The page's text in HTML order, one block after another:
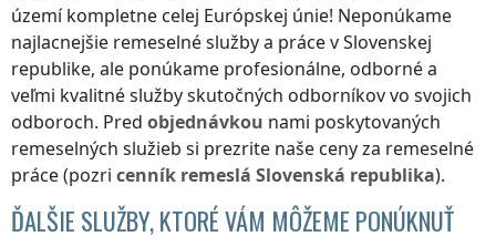
území kompletne celej Európskej únie! Neponúkame
najlacnejšie remeselné služby a prácev Slovenskej
republike, ale ponúkame profesionálne, odborné a
veľmi kvalitné služby skutočných odborníkov vo svojich
odboroch. Pred objednávkou nami poskytovaných
remeselných služieb si prezrite naše ceny za remeselné
práce (pozri cenník remeslá Slovenská republika).
ĎALŠIE SLUŽBY, KTORÉ VÁM MÔŽEME PONÚKNUŤ